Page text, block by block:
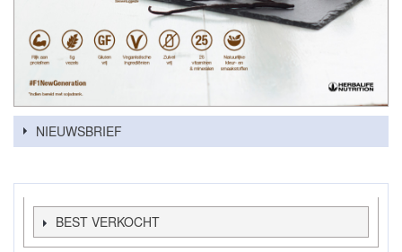
NIEUWSBRIEF
BEST VERKOCHT